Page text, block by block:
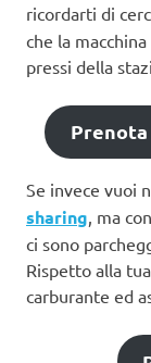
ricordarti di
che la
pressi della
Se invece vuoi
sharing, ma
ci sono
Rispetto alla
carburante ed